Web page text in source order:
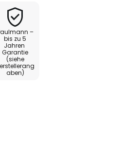
–
bis zu 5
Jahren
Garantie
(siehe
aben)